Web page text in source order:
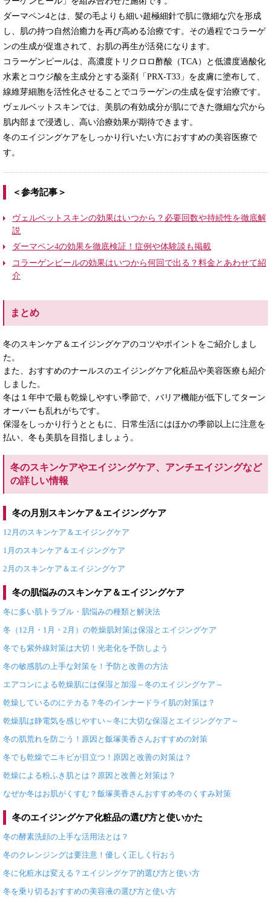
ダーマペン4とは、髪の毛よりも細い超極細針で肌に微細な穴を形成
し、肌の持つ自然治癒力を再び高める治療です。その過程でコラーゲ
ンの生成が促進されて、お肌の再生が活発になります。
コラーゲンピールは、高濃度トリクロロ酢酸（TCA）と低濃度過酸化
水素とコウジ酸を主成分とする薬剤「PRX-T33」を皮膚に塗布して、
線維芽細胞を活性化させることでコラーゲンの生成を促す治療です。
ヴェルベットスキンでは、美肌の有効成分が肌にできた微細な穴から
肌内部まで浸透し、高い治療効果が期待できます。
冬のエイジングケアをしっかり行いたい方におすすめの美容医療で
す。
＜参考記事＞
ヴェルベットスキンの効果はいつから？必要回数や持続性を徹底解
説
ダーマペン4の効果を徹底検証！症例や体験談も掲載
コラーゲンピールの効果はいつから何回で出る？料金とあわせて紹
介
まとめ
冬のスキンケア＆エイジングケアのコツやポイントをご紹介しまし
た。
また、おすすめのナールスのエイジングケア化粧品や美容医療も紹介
しました。
冬は１年中で最も乾燥しやすい季節で、バリア機能が低下してターン
オーバーも乱れがちです。
保湿をしっかり行うとともに、日常生活にはほかの季節以上に注意を
払い、冬も美肌を目指しましょう。
冬のスキンケアやエイジングケア、アンチエイジングなど
の詳しい情報
冬の月別スキンケア＆エイジングケア
12月のスキンケア＆エイジングケア
1月のスキンケア＆エイジングケア
2月のスキンケア＆エイジングケア
冬の肌悩みのスキンケア＆エイジングケア
冬に多い肌トラブル・肌悩みの種類と解決法
冬（12月・1月・2月）の乾燥肌対策は保湿とエイジングケア
冬でも紫外線対策は大切！光老化を予防しよう
冬の敏感肌の上手な対策を！予防と改善の方法
エアコンによる乾燥肌には保湿と加湿～冬のエイジングケア～
乾燥しているのにテカる？冬のインナードライ肌の対策は？
乾燥肌は静電気を感じやすい～冬に大切な保湿とエイジングケア～
冬の肌荒れを防ごう！原因と飯塚美香さんおすすめの対策
冬でも乾燥でニキビが目立つ！原因と改善の対策は？
乾燥による粉ふき肌とは？原因と改善と対策は？
なぜか冬はお肌がくすむ？飯塚美香さんおすすめ冬のくすみ対策
冬のエイジングケア化粧品の選び方と使いかた
冬の酵素洗顔の上手な活用法とは？
冬のクレンジングは要注意！優しく正しく行おう
冬に化粧水は変える？エイジングケア的選び方と使い方
冬を乗り切るおすすめの美容液の選び方と使い方